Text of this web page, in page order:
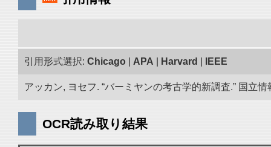
引用形式選択: Chicago APA Harvard IEEE
アッカン, ヨセフ. “バーミヤンの考古学的新調査.” 国立
OCR読み取り結果